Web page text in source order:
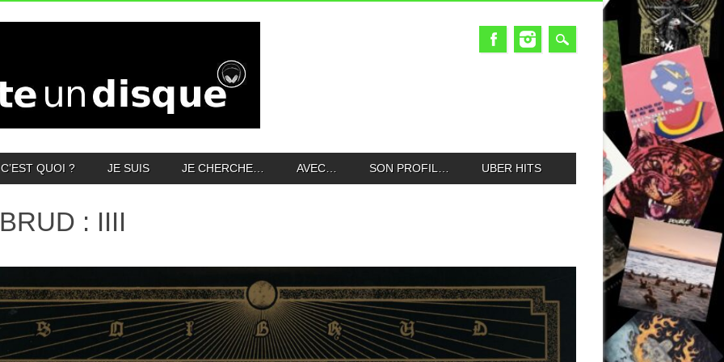
QUOI ? JE SUIS JE CHERCHE… AVEC… SON PROFIL… UBER HITS
: IIII